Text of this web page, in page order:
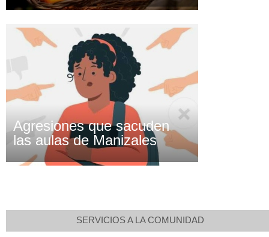
Agresiones que sacuden
las aulas de Manizales
SERVICIOS A LA COMUNIDAD